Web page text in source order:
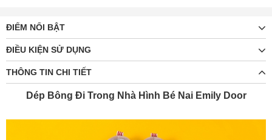
ĐIỂM NỔI BẬT
ĐIỀU KIỆN SỬ DỤNG
THÔNG TIN CHI TIẾT
Dép Bông Đi Trong Nhà Hình Bé Nai Emily Door